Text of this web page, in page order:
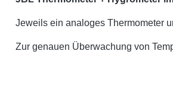
Jeweils ein analoges Thermometer
Zur genauen Überwachung von